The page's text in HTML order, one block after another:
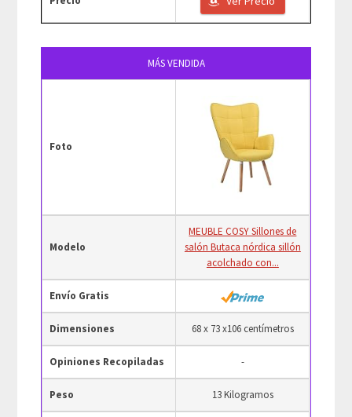
MÁS VENDIDA
Foto
Modelo
MEUBLE COSY Sillones de
salón Butaca nórdica sillón
acolchado con...
Envío Gratis
Dimensiones 68 x 73 x106 centímetros
Opiniones Recopiladas -
Peso 13 Kilogramos